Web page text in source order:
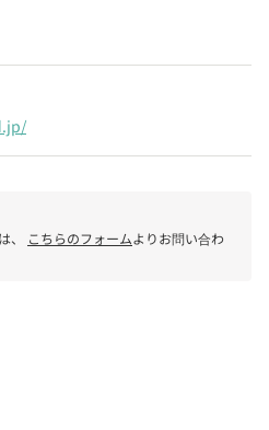
、 こちらのフォームよりお問い合わ